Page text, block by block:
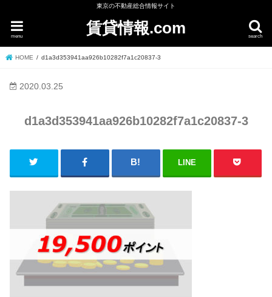
東京の不動産総合情報サイト
賃貸情報.com search
menu
HOME d1a3d353941aa926b10282f7a1c20837-3
2020.03.25
d1a3d353941aa926b10282f7a1c20837-3
LINE